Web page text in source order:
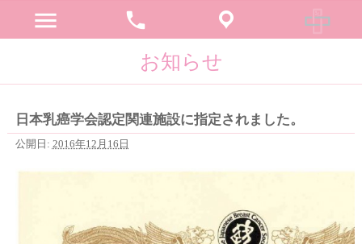
menu phone
お知らせ
日本乳癌学会認定関連施設に指定されました。
公開日: 2016年12月16日